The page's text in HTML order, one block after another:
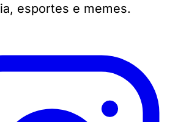
esportes e memes.